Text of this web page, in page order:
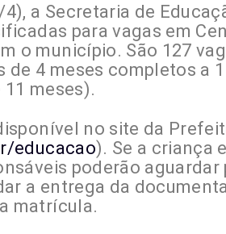
a Secretaria de
para vagas em
o município. São 127
de 4 meses completos a
meses).
no site da
educacao). Se a criança
poderão
a entrega da
matrícula.